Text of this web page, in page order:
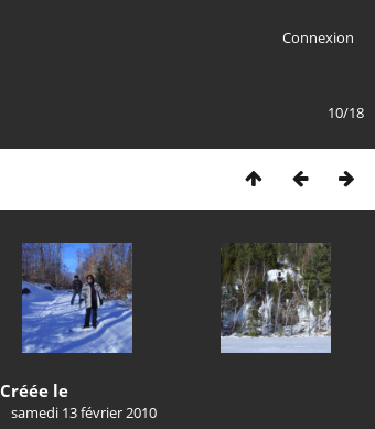
Connexion
10/18
Créée le
samedi 13 février 2010